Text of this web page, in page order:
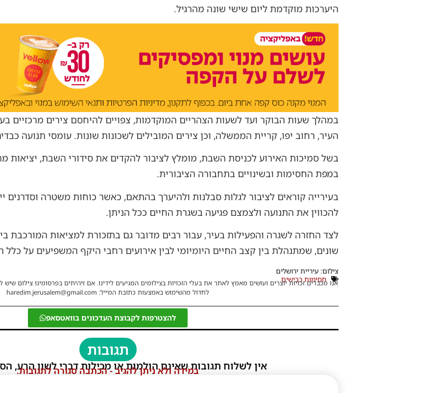
היערכות מוקדמת ליום שישי שונה מהרגיל.
במהלך שעות הבוקר ועד לשעות הצהריים המוקדמות, צפויים להיחסם צירים מרכזיים
העיר, רחוב יפו, קריית הממשלה, וכן צירים המובילים לשכונות שונות. עומסי תנועה
בשל סמיכות האירוע לכניסת השבת, מומלץ לציבור להקדים את סידורי השבת, יציאות
במפת החסימות ובשינויים בתחבורה הציבורית.
בעירייה קוראים לציבור לגלות סבלנות ולהיערך בהתאם, כאשר כוחות משטרה וסדרנים
להכווין את התנועה ולצמצם פגיעה בשגרת החיים ככל הניתן.
לצד החזרה לשגרה והפעילות בעיר, עבור רבים מדובר גם בתזכורת למציאות המורכבת
שונים, שמתנהלת בין קצב החיים היומיומי לבין אירועים רחבי היקף המשפיעים על כלל
צילום: עיריית ירושלים
חסימות כבישים
אנו מכבדים זכויות יוצרים ועושים מאמץ לאתר את בעלי הזכויות בצילומים המגיעים לידינו. אם זיהיתים בפרסומינו צילום
לחדול מהשימוש באמצעות כתובת המייל: haredim.jerusalem@gmail.com
להצטרפות לקבוצת העדכונים בוואטסאפ
תגובות
אין לשלוח תגובות שאינם הולמות או מכילות דברי לשון הרע,
במידה ולא ניתן להגיב - הכתבה סגורה לתגובות.